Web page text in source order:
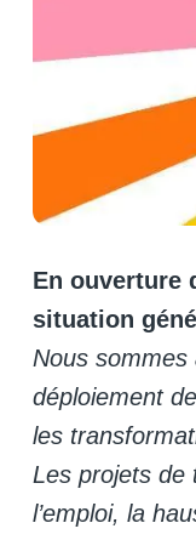
En ouverture
situation
Nous sommes
déploiement
les
Les projets de
l’emploi, la